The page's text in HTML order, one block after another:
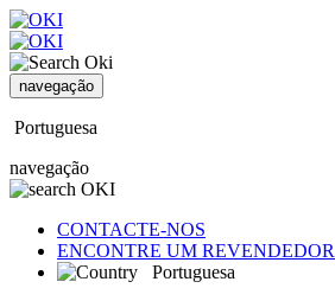
navegação
Portuguesa
navegação
CONTACTE-NOS
ENCONTRE UM REVENDEDOR
Portuguesa